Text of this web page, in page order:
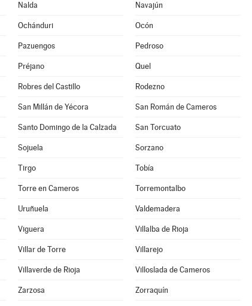
Nalda Navajún
Ochánduri Ocón
Pazuengos Pedroso
Préjano Quel
Robres del Castillo Rodezno
San Millán de Yécora San Román de Cameros
Santo Domingo de la Calzada San Torcuato
Sojuela Sorzano
Tirgo Tobía
Torre en Cameros Torremontalbo
Uruñuela Valdemadera
Viguera Villalba de Rioja
Villar de Torre Villarejo
Villaverde de Rioja Villoslada de Cameros
Zarzosa Zorraquín